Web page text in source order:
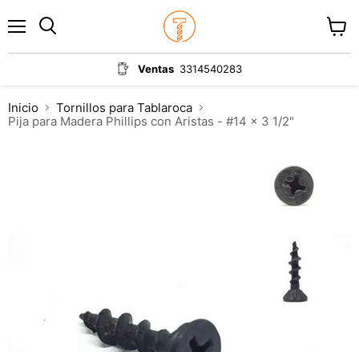
Ventas 3314540283
carrito
Inicio
Tornillos para Tablaroca
Pija para Madera Phillips con Aristas - #14 x 3 1/2"